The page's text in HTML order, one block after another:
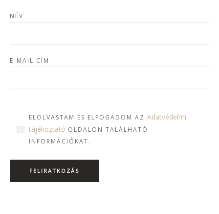
NÉV
E-MAIL CÍM
ELOLVASTAM ÉS ELFOGADOM AZ Adatvédelmi
tájékoztató OLDALON TALÁLHATÓ
INFORMÁCIÓKAT.